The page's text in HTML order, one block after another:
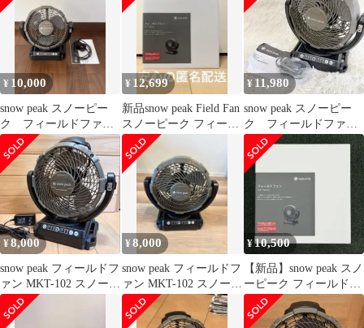
ーン
¥ 10,000
snow peak スノーピー
ク フィールドファン
MKT-102
¥ 12,699
新品snow peak Field Fan
スノーピーク フィール
ドファン
¥ 11,980
snow peak スノーピー
ク フィールドファン
MKT-102
¥8,000
snow peak フィールドフ
ァン MKT-102 スノーピ
ーク
¥8,000
snow peak フィールドフ
ァン MKT-102 スノーピ
ーク
¥10,500
【新品】snow peak スノ
ーピーク フィールドフ
ァン MKT-102